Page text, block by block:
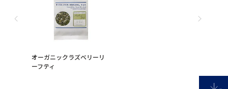
オーガニックラズベリーリ
ーフティ